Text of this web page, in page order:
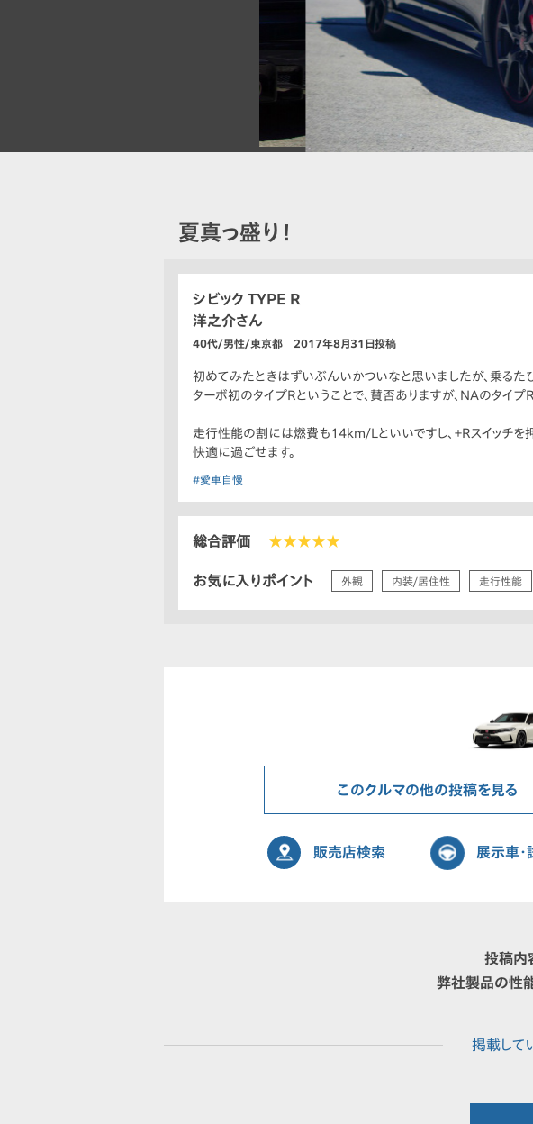
夏真っ盛り！
シビック TYPE R
洋之介さん
40代/男性/東京都 2017年8月31日投稿
初めてみたときはずいぶんいかついなと思いましたが、乗るた
ターボ初のタイプRということで、賛否ありますが、NAのタイ
走行性能の割には燃費も14km/Lといいですし、＋Rスイッチを
快適に過ごせます。
#愛車自慢
総合評価 ★★★★★
お気に入りポイント 外観 内装/居住性 走行性能
このクルマの他の投稿を見る
販売店検索 展示車
投稿内
弊社製品の性